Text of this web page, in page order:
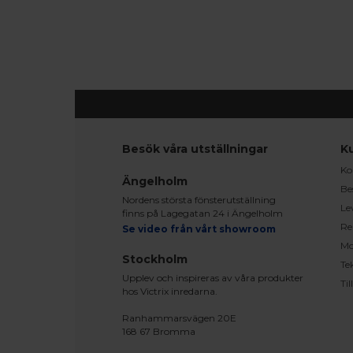
Besök våra utställningar
Ängelholm
Nordens största fönsterutställning
finns på Lagegatan 24 i Ängelholm
Se video från vårt showroom
Stockholm
Upplev och inspireras av våra produkter
hos Victrix inredarna.
Ranhammarsvägen 20E
168 67 Bromma